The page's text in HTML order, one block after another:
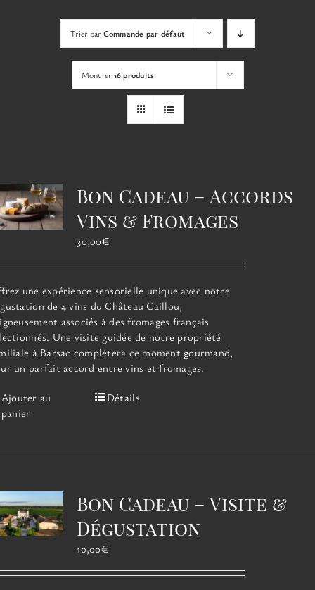
options
être
sur
page
Trier parCommande par défaut
Montrer16 produits
Bon Cadeau – Accords
Vins & Fromages
30,00€
une expérience sensorielle unique avec notre
de 4 vins du Château Caillou,
associés à des fromages français
Une visite guidée de notre propriété
à Barsac complétera ce moment gourmand,
un parfait accord entre vins et fromages.
Ajouter au
panier
Détails
Bon Cadeau – Visite &
Dégustation
10,00€